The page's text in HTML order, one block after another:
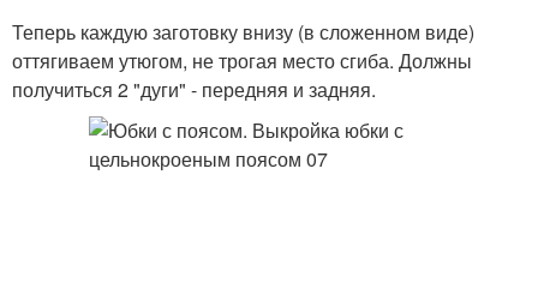
Теперь каждую заготовку внизу (в сложенном виде)
оттягиваем утюгом, не трогая место сгиба. Должны
получиться 2 "дуги" - передняя и задняя.